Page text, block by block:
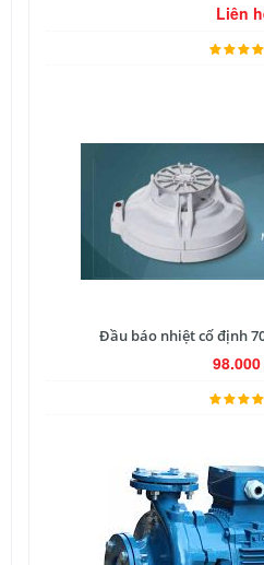
Liên
Đầu báo nhiệt cố định
98.000